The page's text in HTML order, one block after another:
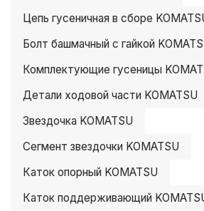
Цепь гусеничная в сборе
Болт башмачный с гайкой
Комплектующие гусеницы
Детали ходовой части KOMATSU
Звездочка KOMATSU
Сегмент звездочки KOMATSU
Каток опорный KOMATSU
Каток поддерживающий